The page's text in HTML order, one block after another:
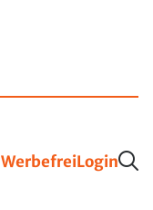
WerbefreiLogin